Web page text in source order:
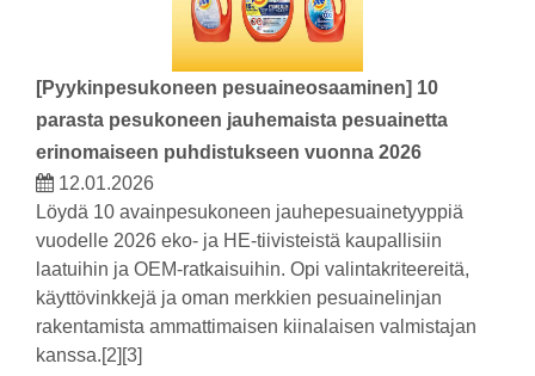
[Pyykinpesukoneen pesuaineosaaminen] 10
parasta pesukoneen jauhemaista pesuainetta
erinomaiseen puhdistukseen vuonna 2026
12.01.2026
Löydä 10 avainpesukoneen jauhepesuainetyyppiä
vuodelle 2026 eko- ja HE-tiivisteistä kaupallisiin
laatuihin ja OEM-ratkaisuihin. Opi valintakriteereitä,
käyttövinkkejä ja oman merkkien pesuainelinjan
rakentamista ammattimaisen kiinalaisen valmistajan
kanssa.[2][3]